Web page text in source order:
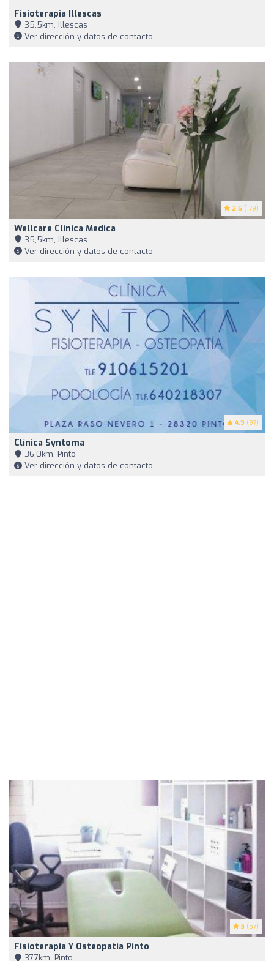
Fisioterapia Illescas
35,5km, Illescas
Ver dirección y datos de contacto
2.6 (179)
Wellcare Clinica Medica
35,5km, Illescas
Ver dirección y datos de contacto
4.9 (97)
Clínica Syntoma
36,0km, Pinto
Ver dirección y datos de contacto
5 (57)
Fisioterapia Y Osteopatía Pinto
37,7km, Pinto